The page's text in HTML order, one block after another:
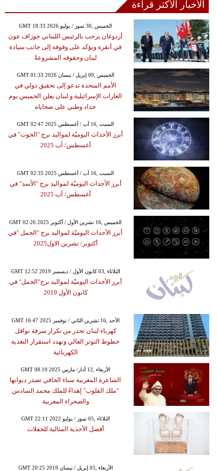
الأخبار الأكثر قراءة
GMT 18:33 2026 الخميس ,30 تموز / يوليو
أردوغان يرحب بالرئيس اللبناني جوزاف عون
في أنقرة ويؤكد على وقوفه إلى جانب سيادة
لبنان وحقوقه المشروعةً
GMT 01:33 2026 الخميس ,09 إبريل / نيسان
الأمم المتحدة تدعو إلى تحقيق دولي في
الغارات الإسرائيلية و لبنان يعلن الخميس يوم
حداد وطني على ضحاياه
GMT 02:47 2025 السبت ,16 آب / أغسطس
أبرز الأحداث اليوميّة لمواليد برج "الحوت" في
أغسطس/ آب 2025
GMT 02:35 2025 السبت ,16 آب / أغسطس
أبرز الأحداث اليوميّة لمواليد برج "الأسد" في
أغسطس/ آب 2025
GMT 02:26 2025 الخميس ,16 تشرين الأول / أكتوبر
أبرز الأحداث اليوميّة لمواليد برج "الحمل "في
أكتوبر/ تشرين الاول2025
GMT 12:52 2019 الثلاثاء ,03 كانون الأول / ديسمبر
أبرز الأحداث اليوميّة لمواليد برج"الحمل" في
كانون الأول 2019
GMT 16:47 2025 الأحد ,16 تشرين الثاني / نوفمبر
كهرباء لبنان تحذر من تكرار سرقة نواقل
خطوط التوتر العالي وتهدد استقرار التغذية
الكهربائية
GMT 08:19 2025 الأربعاء ,12 آذار/ مارس
الشاعرة المغربية سناء الحافي تصدر ديوانها
"ملك القلوب" إهداءً للملك محمد السادس
والصحراء المغربية
GMT 22:11 2022 الثلاثاء ,05 تموز / يوليو
أفضل الأحذية المثالية للحفلات
GMT 20:25 2019 الأربعاء ,03 إبريل / نيسان